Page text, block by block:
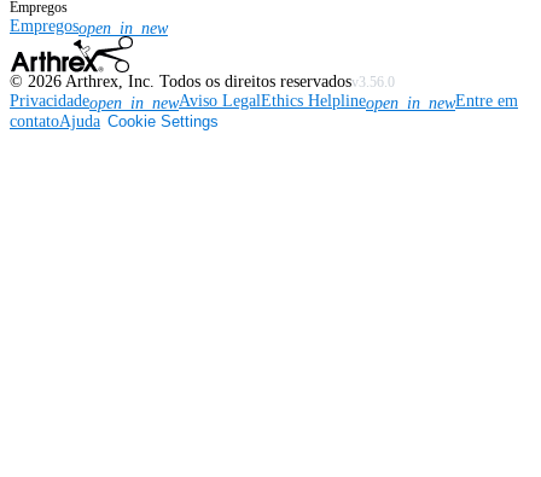
Empregos
Empregosopen_in_new
© 2026 Arthrex, Inc. Todos os direitos reservadosv3.56.0
Privacidadeopen_in_newAviso LegalEthics Helplineopen_in_newEntre em
contatoAjuda Cookie Settings